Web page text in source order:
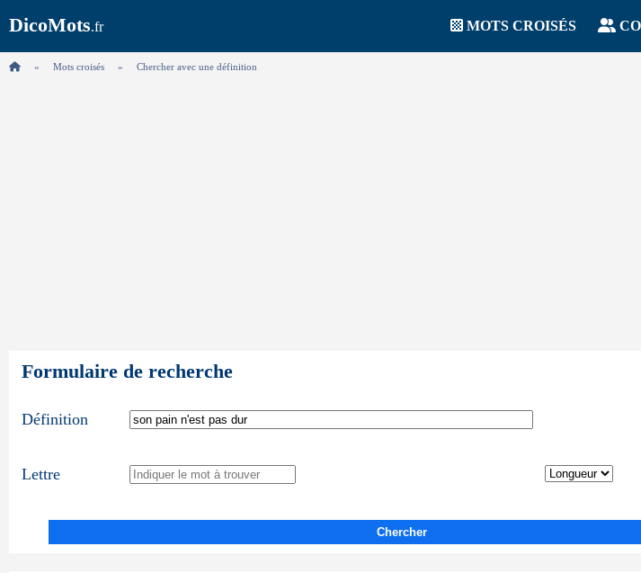
DicoMots.fr MOTS CROISÉS
Mots croisés Chercher avec une définition
Formulaire de recherche
Définition
Lettre
Chercher